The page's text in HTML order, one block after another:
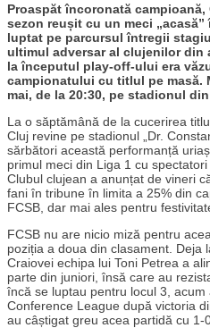
Proaspăt încoronată
sezon reușit cu un meci
luptat pe parcursul întregii
ultimul adversar al clujenilor din
la începutul play-off-ului era
campionatului cu titlul pe masă.
mai, de la 20:30, pe stadionul
La o săptămână de la cucerirea
Cluj revine pe stadionul „Dr.
sărbători această performanță
primul meci din Liga 1 cu
Clubul clujean a anunțat de vineri
fani în tribune în limita a 25% din
FCSB, dar mai ales pentru
FCSB nu are nicio miză pentru
poziția a doua din clasament. Deja
Craiovei echipa lui Toni Petrea a
parte din juniori, însă care au
încă se luptau pentru locul 3,
Conference League după victoria
au câștigat greu acea partidă cu 1-